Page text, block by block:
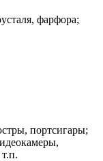
фарфора;
портсигары;